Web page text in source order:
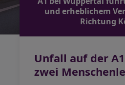
und erheblichem
Richtung
Unfall auf der
zwei